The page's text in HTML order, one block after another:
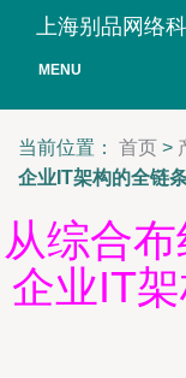
上海别品网络
MENU
当前位置： 首页 >
企业IT架构的全链
从综合
企业IT